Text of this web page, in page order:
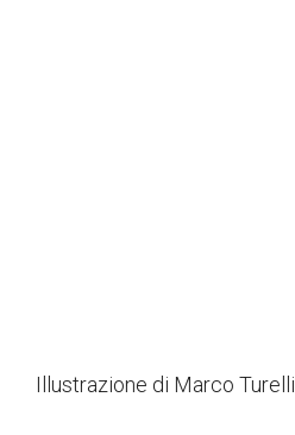
Illustrazione di Marco Turelli